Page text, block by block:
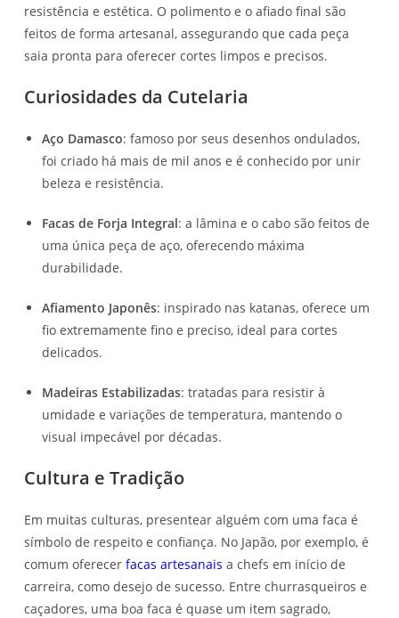
resistência e estética. O polimento e o afiado final são
feitos de forma artesanal, assegurando que cada peça
saia pronta para oferecer cortes limpos e precisos.
Curiosidades da Cutelaria
Aço Damasco: famoso por seus desenhos ondulados,
foi criado há mais de mil anos e é conhecido por unir
beleza e resistência.
Facas de Forja Integral: a lâmina e o cabo são feitos de
uma única peça de aço, oferecendo máxima
durabilidade.
Afiamento Japonês: inspirado nas katanas, oferece um
fio extremamente fino e preciso, ideal para cortes
delicados.
Madeiras Estabilizadas: tratadas para resistir à
umidade e variações de temperatura, mantendo o
visual impecável por décadas.
Cultura e Tradição
Em muitas culturas, presentear alguém com uma faca é
símbolo de respeito e confiança. No Japão, por exemplo, é
comum oferecerfacas artesanais a chefs em início de
carreira, como desejo de sucesso. Entre churrasqueiros e
caçadores, uma boa faca é quase um item sagrado,